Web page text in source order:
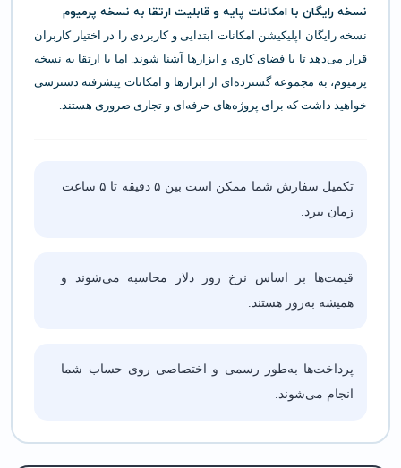
نسخه رایگان با امکانات پایه و قابلیت ارتقا به نسخه پرمیوم
نسخه رایگان اپلیکیشن امکانات ابتدایی و کاربردی را در اختیار کاربران
قرار می‌دهد تا با فضای کاری و ابزارها آشنا شوند. اما با ارتقا به نسخه
پرمیوم، به مجموعه گسترده‌ای از ابزارها و امکانات پیشرفته دسترسی
خواهید داشت که برای پروژه‌های حرفه‌ای و تجاری ضروری هستند.
تکمیل سفارش شما ممکن است بین ۵ دقیقه تا ۵ ساعت
زمان ببرد.
قیمت‌ها بر اساس نرخ روز دلار محاسبه می‌شوند و
همیشه به‌روز هستند.
پرداخت‌ها به‌طور رسمی و اختصاصی روی حساب شما
انجام می‌شوند.